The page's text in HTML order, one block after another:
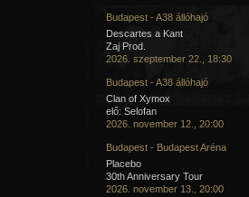
Budapest - A38 állóhajó
Descartes a Kant
Zaj Prod.
2026. szeptember 22., 18:30
Budapest - A38 állóhajó
Clan of Xymox
elő: Selofan
2026. november 12., 20:00
Budapest - Budapest Aréna
Placebo
30th Anniversary Tour
2026. november 13., 20:00